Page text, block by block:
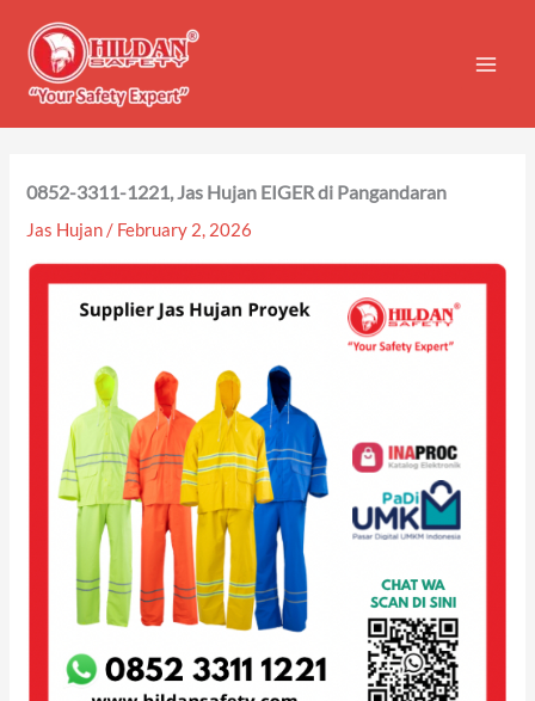
content
0852-3311-1221, Jas Hujan EIGER di Pangandaran
Jas Hujan/ February 2, 2026